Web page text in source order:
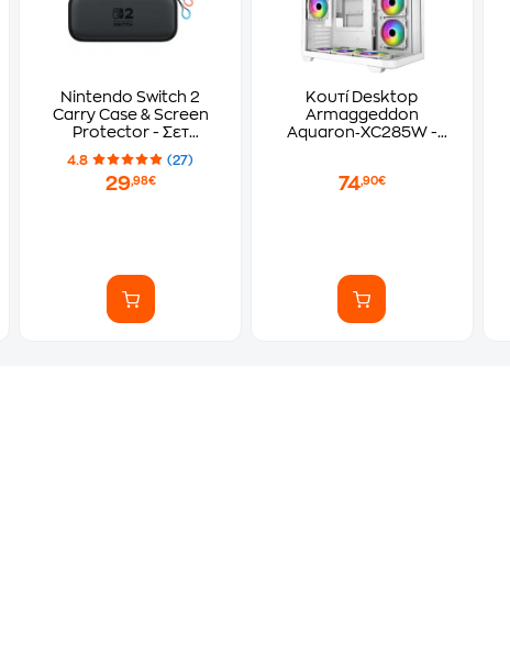
Nintendo Switch 2
Carry Case & Screen
Protector - Σετ
Προστασίας Nintendo
Switch 2
4.8 (27)
29,98€
Κουτί Desktop
Armaggeddon
Aquaron‑XC285W -
74,90€